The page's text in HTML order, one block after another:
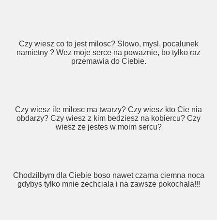
Czy wiesz co to jest milosc? Slowo, mysl, pocalunek
namietny ? Wez moje serce na powaznie, bo tylko raz
przemawia do Ciebie.
Czy wiesz ile milosc ma twarzy? Czy wiesz kto Cie nia
obdarzy? Czy wiesz z kim bedziesz na kobiercu? Czy
wiesz ze jestes w moim sercu?
Chodzilbym dla Ciebie boso nawet czarna ciemna noca
gdybys tylko mnie zechciala i na zawsze pokochala!!!